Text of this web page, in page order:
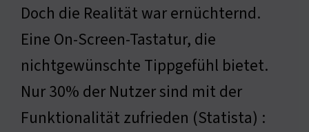
Doch die Realität war ernüchternd.
Eine On-Screen-Tastatur, die
nichtgewünschte Tippgefühl bietet.
Nur 30% der Nutzer sind mit der
Funktionalität zufrieden (Statista) :